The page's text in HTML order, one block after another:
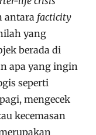
antara facticity
yang
berada di
apa yang ingin
seperti
mengecek
kecemasan